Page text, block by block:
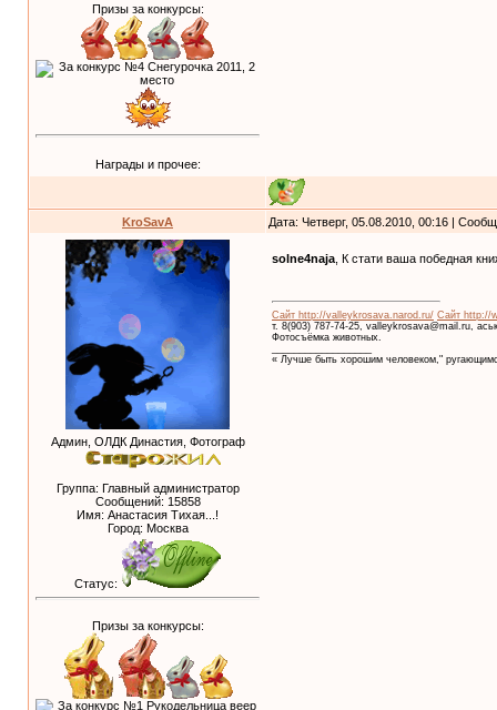
Призы за конкурсы:
Награды и прочее:
KroSavA Дата: Четверг, 05.08.2010, 00:16 |
Админ, ОЛДК Династия, Фотограф
Группа: Главный администратор
Сообщений: 15858
Имя: Анастасия Тихая...!
Город: Москва
Статус:
Призы за конкурсы:
solne4naja , К стати ваша победная
Сайт http://valleykrosava.narod.ru/ Сайт http://
т. 8(903) 787-74-25, valleykrosava@mail.ru,
Фотосъёмка животных.
« Лучше быть хорошим человеком,"